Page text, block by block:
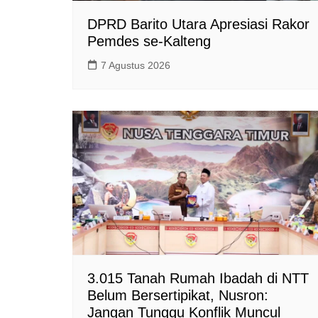
DPRD Barito Utara Apresiasi Rakor
Pemdes se-Kalteng
7 Agustus 2026
3.015 Tanah Rumah Ibadah di NTT
Belum Bersertipikat, Nusron:
Jangan Tunggu Konflik Muncul